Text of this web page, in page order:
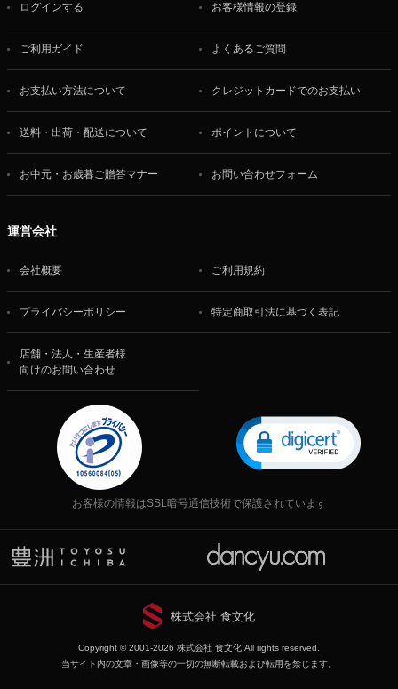
ログインする お客様情報の登録
ご利用ガイド よくあるご質問
お支払い方法について クレジットカードでのお支払い
送料・出荷・配送について ポイントについて
お中元・お歳暮ご贈答マナー お問い合わせフォーム
運営会社
会社概要 ご利用規約
プライバシーポリシー 特定商取引法に基づく表記
店舗・法人・生産者様
向けのお問い合わせ
お客様の情報はSSL暗号通信技術で保護されています
株式会社 食文化
Copyright © 2001-2026 株式会社 食文化 All rights reserved.
当サイト内の文章・画像等の一切の無断転載および転用を禁じます。